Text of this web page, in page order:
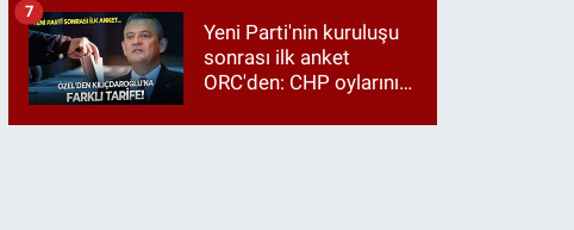
Tugay birinci çıktı
Yeni Parti'nin kuruluşu
sonrası ilk anket
ORC'den: CHP oylarının
üçte biri Kılıçdaroğlu'na
7